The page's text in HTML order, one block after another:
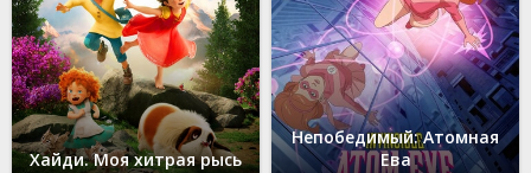
Хайди. Моя хитрая рысь
Непобедимый: Атомная
Ева